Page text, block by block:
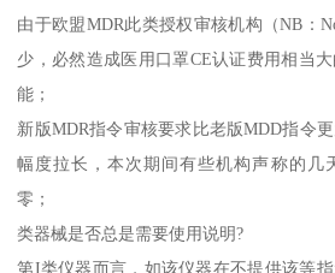
由于欧盟MDR此类授权审核机构（NB：
少，必然造成医用口罩CE认证费用相当
能；
新版MDR指令审核要求比老版MDD指令
幅度拉长，本次期间有些机构声称的几
零；
类器械是否总是需要使用说明?
第I类仪器而言，如该仪器在不提供该等